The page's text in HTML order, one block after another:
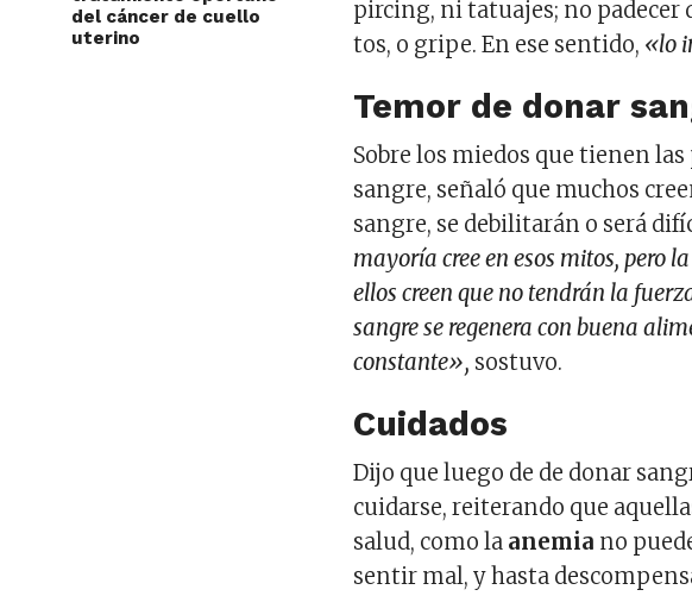
del cáncer de cuello
uterino
pircing, ni tatuajes; no
tos, o gripe. En ese sentido, «lo
Temor de donar
Sobre los miedos que tienen
sangre, señaló que muchos
sangre, se debilitarán o será
mayoría cree en esos mitos, pero
ellos creen que no tendrán la
sangre se regenera con buena
constante», sostuvo.
Cuidados
Dijo que luego de de donar
cuidarse, reiterando que
salud, como la anemia no
sentir mal, y hasta